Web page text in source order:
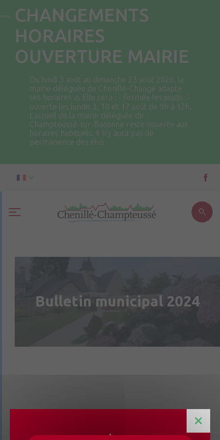
CHANGEMENTS
HORAIRES
OUVERTURE MAIRIE
Du lundi 3 août au dimanche 23 août 2026, la
mairie déléguée de Chenillé-Changé adapte
ses horaires ⚠ Elle sera : - fermée les jeudis. -
ouverte les lundis 3, 10 et 17 août de 9h à 12h.
L'accueil de la mairie déléguée de
Champteussé-sur-Baconne reste ouverte aux
horaires habituels. Il n'y aura pas de
permanence des élus
Bulletin municipal 2024